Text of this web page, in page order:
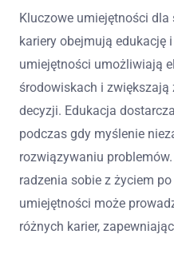
Kluczowe umiejętności
kariery obejmują edukację
umiejętności umożliwiają
środowiskach i
decyzji. Edukacja
podczas gdy myślenie
rozwiązywaniu
radzenia sobie z życiem
umiejętności może
różnych karier,